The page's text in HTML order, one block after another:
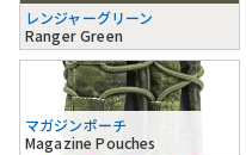
レンジャーグリーン
Ranger Green
マガジンポーチ
Magazine Pouches